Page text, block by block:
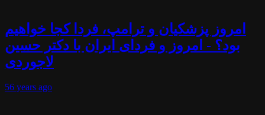
امروز پزشکیان و ترامپ، فردا کجا خواهیم
بود؟ - امروز و فردای ایران با دکتر حسین
لاجوردی
56 years ago